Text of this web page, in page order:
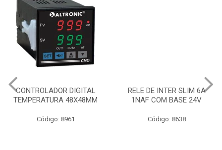
CONTROLADOR DIGITAL
TEMPERATURA 48X48MM
Código: 8961
RELE DE INTER SLIM 6A
1NAF COM BASE 24V
Código: 8638